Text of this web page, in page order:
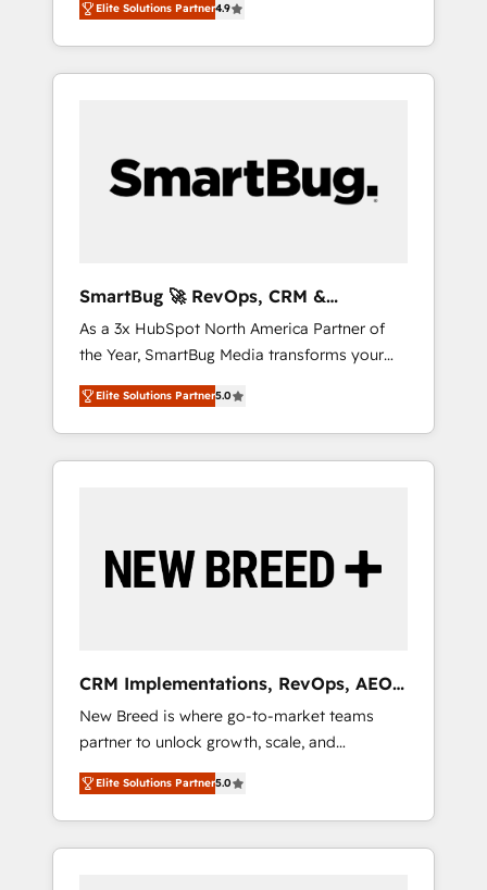
行する組織への移行を設計・実装。Breeze・
Claude等をHubSpotと連携させ、役割定義・運
用ルール・成果指標まで含めて設計します。 3️⃣
PMOとして主導。「設定の代行ではなく、設計
の責任」を引き受け、部門横断の統合・浸透・
Hubで一体提供。 ▸ 既存CRM・MAからの移行
支援：Salesforce・Marketo・Pardot等からの
移行、カスタム設計、履歴データ移行と活用設
計まで。 ▸ AEO対応：ChatGPT・Perplexity等
のAI検索からの流入・引用を前提にコンテンツ
HubSpotアワード受賞・HUGリーダー ✓
AI活用に関するご相談、現状整理の壁打ちな
ど、構想段階からお気軽にお問い合わせくださ
we install the GTM Operating System (GTM
OS) to align your leadership and engineer a
portal that drives predictable revenue
and Story to stop "accelerating a mess." ⚙️
Elite Engineering & AI Scalable Architecture:
agents, and high-integrity migrations for total
reporting clarity. Security & Compliance: SOC
2 Type I and HIPAA attested for enterprise-
grade data security. 🏆 Why Bluleadz? GTM
OS Partner | 16+ Years Experience | 1,000+
Five-Star Reviews
Elite Solutions Partner4.9
SmartBug 🚀 RevOps, CRM &
Integration Experts
As a 3x HubSpot North America Partner of
the Year, SmartBug Media transforms your
customer lifecycle into a revenue engine. Our
unified ecosystem includes specialized
divisions Globalia (AI & Software) and Point
Success Media (Paid Media), making this the
by Globalia’s technical development team. -
19 HubSpot-certified trainers to drive
deployment of Breeze AI and custom agents
to automate growth. 🏆 Elite Excellence - 8
platform accreditations and deep HIPAA-
compliance expertise. - A team of 250+
experts dedicated to your resilient growth.
Elite Solutions Partner5.0
CRM Implementations, RevOps, AEO
+ Web, Demand Gen
New Breed is where go-to-market teams
partner to unlock growth, scale, and
transformation. We help companies activate
HubSpot’s AI-powered customer platform
and operationalize HubSpot’s Loop
Marketing framework through expert-led
Elite Solutions Partner5.0